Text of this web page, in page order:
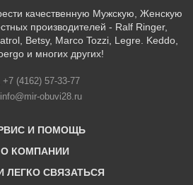
качественную Мужскую, Женскую
производителей - Ralf Ringer,
Betsy, Marco Tozzi, Legre. Keddo,
и многих других!
+7 (4162) 57-33-77
info@mir-obuvi28.ru
И ПОМОЩЬ
программа
О КОМПАНИИ
ЛЕГКО СВЯЗАТЬСЯ